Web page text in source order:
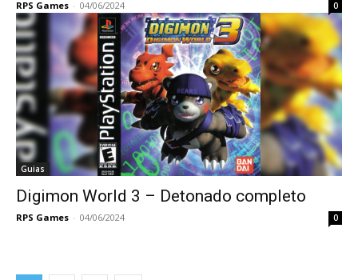
RPS Games - 04/06/2024 0
Guias
Digimon World 3 – Detonado completo
RPS Games - 04/06/2024 0